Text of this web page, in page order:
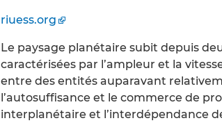
riuess.org
Le paysage planétaire subit depuis
caractérisées par l’ampleur et la
entre des entités auparavant
l’autosuffisance et le commerce de
interplanétaire et l’interdépendance